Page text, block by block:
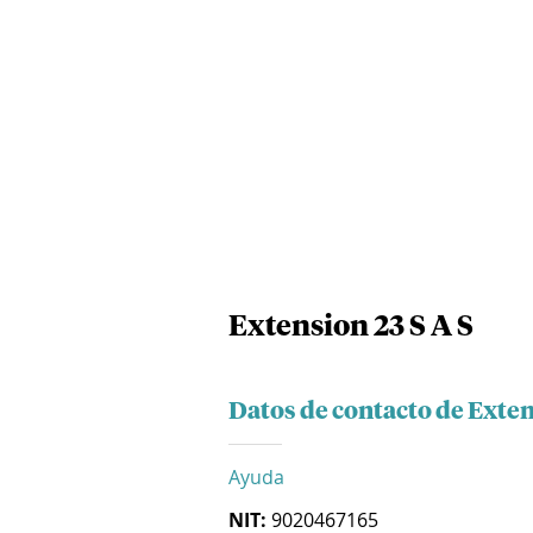
Extension 23 S A S
Datos de contacto de
Ayuda
NIT: 9020467165